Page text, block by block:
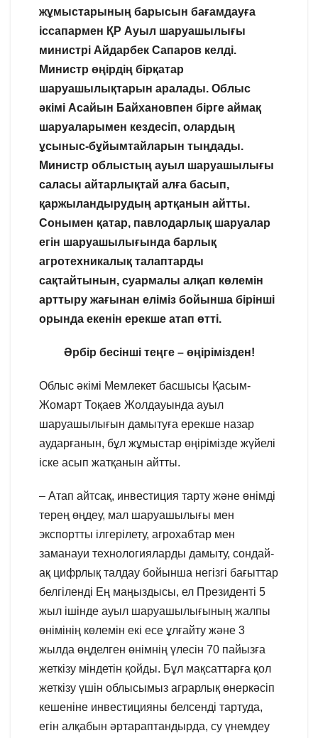
жұмыстарының барысын бағамдауға
іссапармен ҚР Ауыл шаруашылығы
министрі Айдарбек Сапаров келді.
Министр өңірдің бірқатар
шаруашылықтарын аралады. Облыс
әкімі Асайын Байхановпен бірге аймақ
шаруаларымен кездесіп, олардың
ұсыныс-бұйымтайларын тыңдады.
Министр облыстың ауыл шаруашылығы
саласы айтарлықтай алға басып,
қаржыландырудың артқанын айтты.
Сонымен қатар, павлодарлық шаруалар
егін шаруашылығында барлық
агротехникалық талаптарды
сақтайтынын, суармалы алқап көлемін
арттыру жағынан еліміз бойынша бірінші
орында екенін ерекше атап өтті.
Әрбір бесінші теңге – өңірімізден!
Облыс әкімі Мемлекет басшысы Қасым-
Жомарт Тоқаев Жолдауында ауыл
шаруашылығын дамытуға ерекше назар
аударғанын, бұл жұмыстар өңірімізде жүйелі
іске асып жатқанын айтты.
– Атап айтсақ, инвестиция тарту және өнімді
терең өңдеу, мал шаруашылығы мен
экспортты ілгерілету, агрохабтар мен
заманауи технологияларды дамыту, сондай-
ақ цифрлық талдау бойынша негізгі бағыттар
белгіленді Ең маңыздысы, ел Президенті 5
жыл ішінде ауыл шаруашылығының жалпы
өнімінің көлемін екі есе ұлғайту және 3
жылда өңделген өнімнің үлесін 70 пайызға
жеткізу міндетін қойды. Бұл мақсаттарға қол
жеткізу үшін облысымыз аграрлық өнеркәсіп
кешеніне инвестицияны белсенді тартуда,
егін алқабын әртараптандырда, су үнемдеу